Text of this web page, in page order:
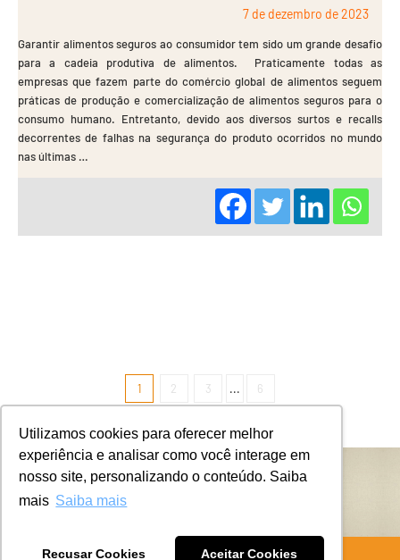
Utilizamos cookies para oferecer melhor
experiência e analisar como você interage em
nosso site, personalizando o conteúdo. Saiba
mais Saiba mais
Recusar Cookies Aceitar Cookies
7 de dezembro de 2023
Garantir alimentos seguros ao consumidor tem sido um grande desafio
para a cadeia produtiva de alimentos. Praticamente todas as
empresas que fazem parte do comércio global de alimentos seguem
práticas de produção e comercialização de alimentos seguros para o
consumo humano. Entretanto, devido aos diversos surtos e recalls
decorrentes de falhas na segurança do produto ocorridos no mundo
nas últimas …
1 2 3 ... 6
Ⓒ 2018 - Alimentar Consultoria - todos os direitos reservados.